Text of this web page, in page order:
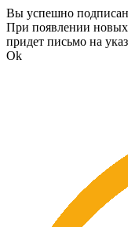
Вы успешно
При появлении
придет письмо на
Ok